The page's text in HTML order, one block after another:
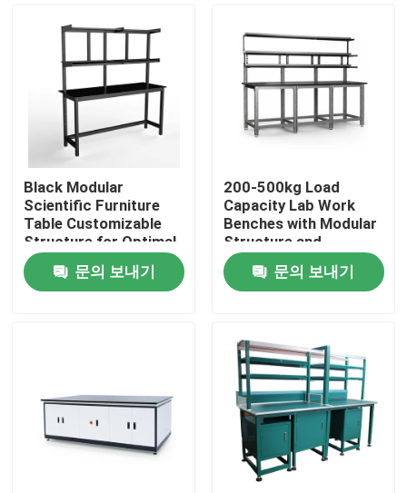
제품 소개
VR 쇼
회사 소개
공장 투어
품질 관리
실험실 작업 벤치
Black Modular
Scientific Furniture
Table Customizable
Structure for Optimal
Functionality and
Space Utilization
문의 보내기
200-500kg Load
Capacity Lab Work
Benches with Modular
Structure and
Optional Accessories
문의 보내기